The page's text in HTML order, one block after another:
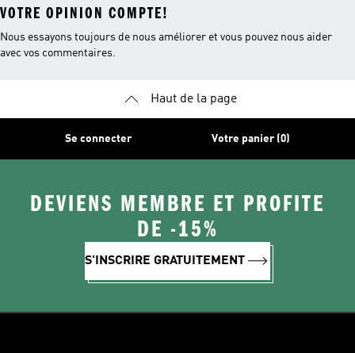
VOTRE OPINION COMPTE!
Nous essayons toujours de nous améliorer et vous pouvez nous aider
avec vos commentaires.
Haut de la page
Se connecter Votre panier (0)
DEVIENS MEMBRE ET PROFITE
DE -15%
S'INSCRIRE GRATUITEMENT